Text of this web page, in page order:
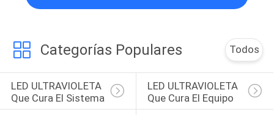
Categorías Populares Todos
LED ULTRAVIOLETA
Que Cura El Sistema
LED ULTRAVIOLETA
Que Cura El Equipo